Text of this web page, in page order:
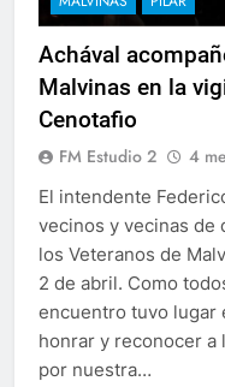
Achával
Malvinas en la
Cenotafio
FM Estudio 2 4
El intendente
vecinos y vecinas de
los Veteranos de
2 de abril. Como
encuentro tuvo lugar
honrar y reconocer
por nuestra…